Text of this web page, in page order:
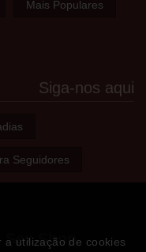
Mais Populares
Siga-nos aqui
Seguidores
Sex Shop
a utilização de cookies